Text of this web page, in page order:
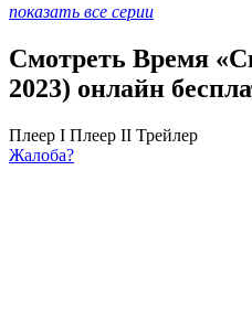
показать все серии
Смотреть Время
2023) онлайн
Плеер I Плеер II Трейлер
Жалоба?